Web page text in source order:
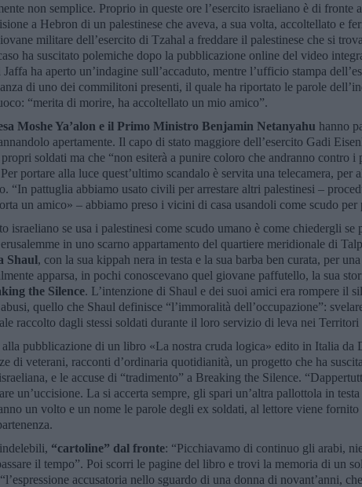
non semplice. Proprio in queste ore l’esercito israeliano è di fronte
a Hebron di un palestinese che aveva, a sua volta, accoltellato e
militare dell’esercito di Tzahal a freddare il palestinese che si
ha suscitato polemiche dopo la pubblicazione online del video
ha aperto un’indagine sull’accaduto, mentre l’ufficio stampa
di uno dei commilitoni presenti, il quale ha riportato le parole
“merita di morire, ha accoltellato un mio amico”.
Moshe Ya’alon e il Primo Ministro Benjamin Netanyahu hanno
apertamente. Il capo di stato maggiore dell’esercito Gadi
soldati ma che “non esiterà a punire coloro che andranno contro i
portare alla luce quest’ultimo scandalo è servita una telecamera, per
“In pattuglia abbiamo usato civili per arrestare altri palestinesi –
un amico» – abbiamo preso i vicini di casa usandoli come scudo per
israeliano se usa i palestinesi come scudo umano è come chiedergli se
in uno scarno appartamento del quartiere meridionale di
Shaul, con la sua kippah nera in testa e la sua barba ben curata, per
apparsa, in pochi conoscevano quel giovane paffutello, la sua
the Silence. L’intenzione di Shaul e dei suoi amici era rompere il
quello che Shaul definisce “l’immoralità dell’occupazione”:
raccolto dagli stessi soldati durante il loro servizio di leva nei Territori
alla pubblicazione di un libro «La nostra cruda logica» edito in Italia da
di veterani, racconti d’ordinaria quotidianità, un progetto che ha
e le accuse di “tradimento” a Breaking the Silence.
un’uccisione. La si accerta sempre, gli spari un’altra pallottola in
un volto e un nome le parole degli ex soldati, al lettore viene fornito
“cartoline” dal fronte: “Picchiavamo di continuo gli arabi,
il tempo”. Poi scorri le pagine del libro e trovi la memoria di un
accusatoria nello sguardo di una donna di novant’anni,